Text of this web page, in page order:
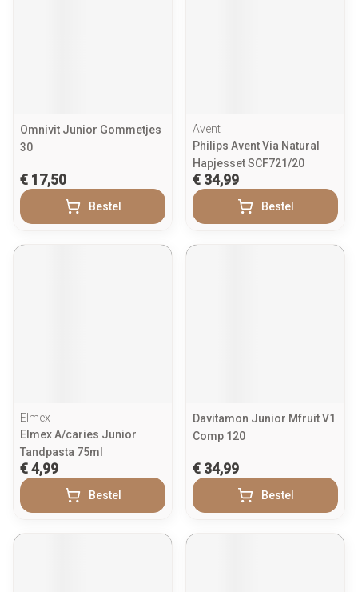
Omnivit Junior Gommetjes
30
€ 17,50
Bestel
Avent
Philips Avent Via Natural
Hapjesset SCF721/20
€ 34,99
Bestel
Elmex
Elmex A/caries Junior
Tandpasta 75ml
€ 4,99
Bestel
Davitamon Junior Mfruit V1
Comp 120
€ 34,99
Bestel